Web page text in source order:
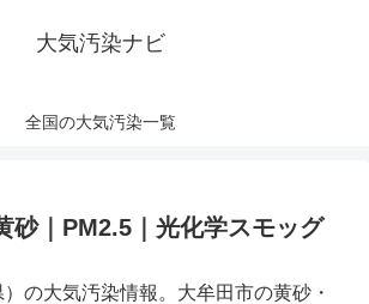
大気汚染ナビ
全国の大気汚染一覧
砂｜PM2.5｜光化学スモッグ
の大気汚染情報。大牟田市の黄砂・